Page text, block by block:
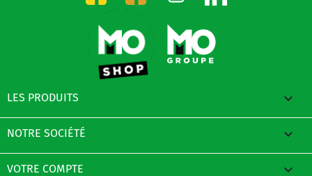
LES PRODUITS 
NOTRE SOCIÉTÉ 
VOTRE COMPTE 